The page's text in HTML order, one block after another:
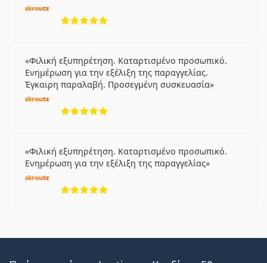
Φιλική εξυπηρέτηση. Καταρτισμένο προσωπικό.
Ενημέρωση για την εξέλιξη της παραγγελίας.
Έγκαιρη παραλαβή. Προσεγμένη συσκευασία
Φιλική εξυπηρέτηση. Καταρτισμένο προσωπικό.
Ενημέρωση για την εξέλιξη της παραγγελίας